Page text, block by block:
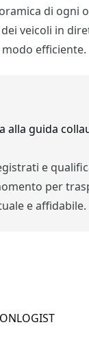
di ogni
veicoli in
efficiente.
alla guida
e
per
e affidabile.